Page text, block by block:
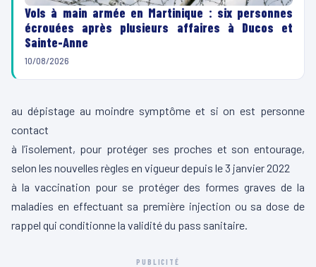
Vols à main armée en Martinique : six personnes
écrouées après plusieurs affaires à Ducos et
Sainte-Anne
10/08/2026
au dépistage au moindre symptôme et si on est personne
contact
à l’isolement, pour protéger ses proches et son entourage,
selon les nouvelles règles en vigueur depuis le 3 janvier 2022
à la vaccination pour se protéger des formes graves de la
maladies en effectuant sa première injection ou sa dose de
rappel qui conditionne la validité du pass sanitaire.
PUBLICITÉ